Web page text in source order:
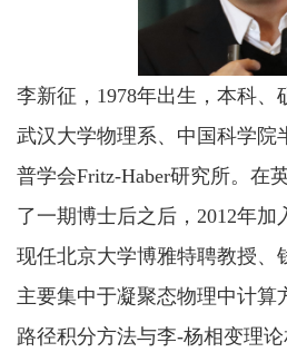
李新征，1978年出生，本科
武汉大学物理系、中国科学院
普学会Fritz-Haber研究所。在
了一期博士后之后，2012年加
现任北京大学博雅特聘教授、
主要集中于凝聚态物理中计算
路径积分方法与李-杨相变理